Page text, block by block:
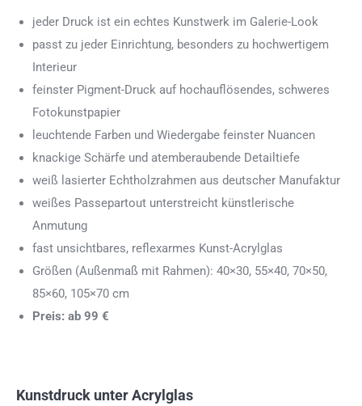
jeder Druck ist ein echtes Kunstwerk im Galerie-Look
passt zu jeder Einrichtung, besonders zu hochwertigem
Interieur
feinster Pigment-Druck auf hochauflösendes, schweres
Fotokunstpapier
leuchtende Farben und Wiedergabe feinster Nuancen
knackige Schärfe und atemberaubende Detailtiefe
weiß lasierter Echtholzrahmen aus deutscher Manufaktur
weißes Passepartout unterstreicht künstlerische
Anmutung
fast unsichtbares, reflexarmes Kunst-Acrylglas
Größen (Außenmaß mit Rahmen): 40×30, 55×40, 70×50,
85×60, 105×70 cm
Preis: ab 99 €
Kunstdruck unter Acrylglas